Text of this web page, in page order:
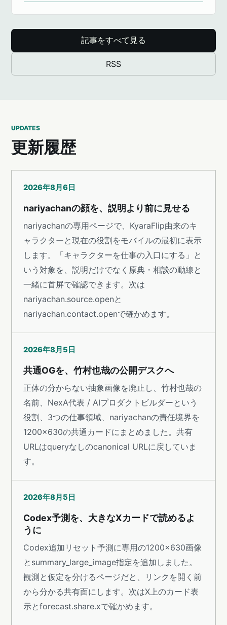
記事をすべて見る
RSS
UPDATES
更新履歴
2026年8月6日
nariyachanの顔を、説明より前に見せる
nariyachanの専用ページで、KyaraFlip由来のキ
ャラクターと現在の役割をモバイルの最初に表示
します。「キャラクターを仕事の入口にする」と
いう対象を、説明だけでなく原典・相談の動線と
一緒に首屏で確認できます。次は
nariyachan.source.openと
nariyachan.contact.openで確かめます。
2026年8月5日
共通OGを、竹村也哉の公開デスクへ
正体の分からない抽象画像を廃止し、竹村也哉の
名前、NexA代表 / AIプロダクトビルダーという
役割、3つの仕事領域、nariyachanの責任境界を
1200×630の共通カードにまとめました。共有
URLはqueryなしのcanonical URLに戻していま
す。
2026年8月5日
Codex予測を、大きなXカードで読めるよ
うに
Codex追加リセット予測に専用の1200×630画像
とsummary_large_image指定を追加しました。
観測と仮定を分けるページだと、リンクを開く前
から分かる共有面にします。次はX上のカード表
示とforecast.share.xで確かめます。